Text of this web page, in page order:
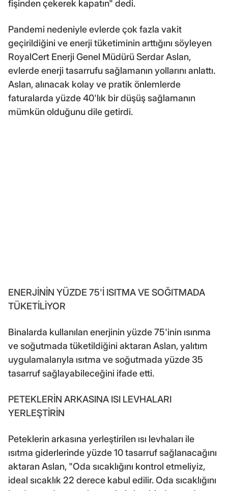
fişinden çekerek kapatın" dedi.
Pandemi nedeniyle evlerde çok fazla vakit
geçirildiğini ve enerji tüketiminin arttığını söyleyen
RoyalCert Enerji Genel Müdürü Serdar Aslan,
evlerde enerji tasarrufu sağlamanın yollarını anlattı.
Aslan, alınacak kolay ve pratik önlemlerde
faturalarda yüzde 40'lık bir düşüş sağlamanın
mümkün olduğunu dile getirdi.
ENERJİNİN YÜZDE 75'İ ISITMA VE SOĞITMADA
TÜKETİLİYOR
Binalarda kullanılan enerjinin yüzde 75'inin ısınma
ve soğutmada tüketildiğini aktaran Aslan, yalıtım
uygulamalarıyla ısıtma ve soğutmada yüzde 35
tasarruf sağlayabileceğini ifade etti.
PETEKLERİN ARKASINA ISI LEVHALARI
YERLEŞTİRİN
Peteklerin arkasına yerleştirilen ısı levhaları ile
ısıtma giderlerinde yüzde 10 tasarruf sağlanacağını
aktaran Aslan, "Oda sıcaklığını kontrol etmeliyiz,
ideal sıcaklık 22 derece kabul edilir. Oda sıcaklığını